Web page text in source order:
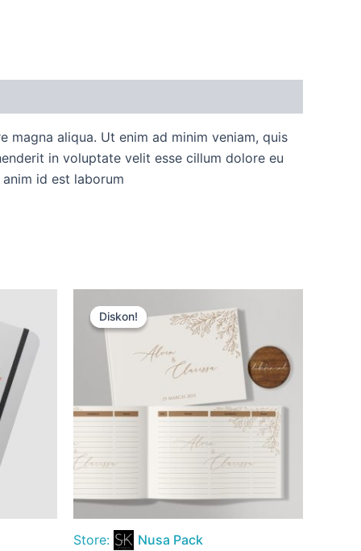
aliqua. Ut enim ad minim veniam, quis
in voluptate velit esse cillum dolore eu
id est laborum
Diskon!
Store: Nusa Pack
Diskon!
aslinya
adalah:
saat
ini
adalah:
Rp12.500.